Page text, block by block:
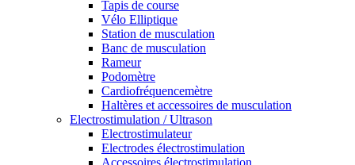
Tapis de course
Vélo Elliptique
Station de musculation
Banc de musculation
Rameur
Podomètre
Cardiofréquencemètre
Haltères et accessoires de musculation
Electrostimulation / Ultrason
Electrostimulateur
Electrodes électrostimulation
Accessoires électrostimulation